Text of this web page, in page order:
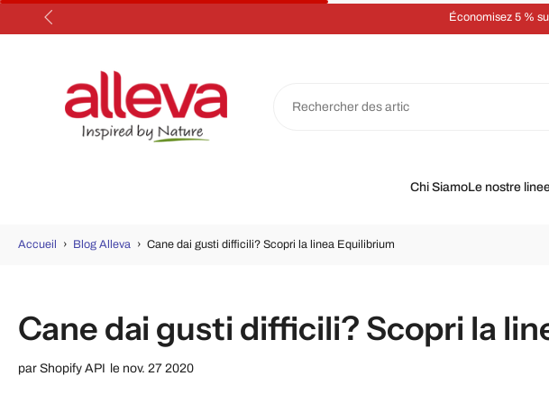
Aller
Économisez 5 %
Chi SiamoLe nostre
Accueil › Blog Alleva › Cane dai gusti difficili? Scopri la linea Equilibrium
Cane dai gusti difficili? Scopri la
par Shopify API le nov. 27 2020